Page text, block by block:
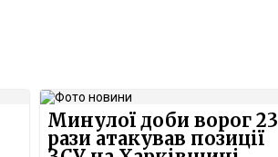
Минулої доби ворог 23
рази атакував позиції